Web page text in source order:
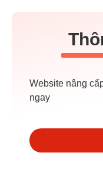
Website nâng
ngay